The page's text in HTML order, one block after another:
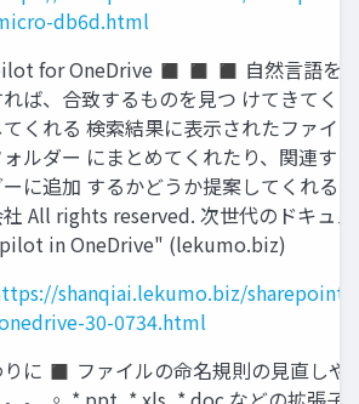
db6d.html
for OneDrive ◼ ◼ ◼ 自然言語を使
ば、合致するものを見つ けてきてく
くれる 検索結果に表示されたファイ
ルダー にまとめてくれたり、関連す
に追加 するかどうか提案してくれる
All rights reserved. 次世代のドキュ
in OneDrive" (lekumo.biz)
shanqiai.lekumo.biz/
30-0734.html
に ◼ ファイルの命名規則の見直しや